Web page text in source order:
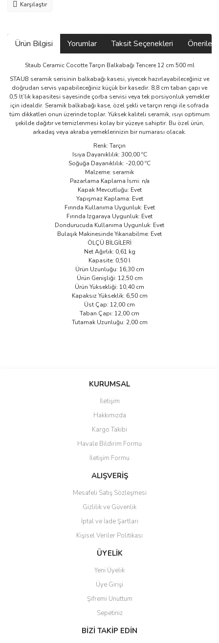
Karşılaştır
Ürün Bilgisi Yorumlar Taksit Seçenekleri
Staub Ceramic Cocotte Tarçın Balkabağı Tencere 12 cm 500 ml
STAUB seramik serisinin balkabağı kasesi, yiyecek hazırlayabileceğiniz ve
doğrudan servis yapabileceğiniz küçük bir kasedir. 8,8 cm taban çapı ve
0,5 lt’lik kapasitesi sayesinde çorba servisi veya tek porsiyonluk yemekler
için idealdir. Seramik balkabağı kase, özel şekli ve tarçın rengi ile sofrada
tüm dikkatleri onun üzerinde toplar. Yüksek kaliteli seramik, ısıyı optimum
şekilde dağıtır ve temizlenmesi kolay bir yüzeye sahiptir. Bu özel ürün,
arkadaş veya akraba yemeklerinizin bir numarası olacak.
Renk: Tarçın
Isıya Dayanıklılık: 300,00 ºC
Soğuğa Dayanıklılık: -20,00 ºC
Malzeme: seramik
Pazarlama Kaplama İsmi: n/a
Kapak Mevcutluğu: Evet
Yapışmaz Kaplama: Evet
Fırında Kullanıma Uygunluk: Evet
Fırında Izgaraya Uygunluk: Evet
Dondurucuda Kullanıma Uygunluk: Evet
Bulaşık Makinesinde Yıkanabilme: Evet
ÖLÇÜ BİLGİLERİ
Net Ağırlık: 0,61 kg
Kapasite: 0,50 l
Ürün Uzunluğu: 16,30 cm
Ürün Genişliği: 12,50 cm
Ürün Yüksekliği: 10,40 cm
Kapaksız Yükseklik: 6,50 cm
Üst Çap: 12,00 cm
Taban Çapı: 12,00 cm
Tutamak Uzunluğu: 2,00 cm
Bu ürüne ilk yorumu siz yapın!
Ürün resmi kalitesiz, bozuk veya görüntülenemiyor.
Ürün açıklamasında eksik bilgiler bulunuyor.
Ürün bilgilerinde hatalar bulunuyor.
Ürün fiyatı diğer sitelerden daha pahalı.
Bu ürüne benzer farklı alternatifler olmalı.
Gönder
KURUMSAL
İletişim
Hakkımızda
Kargo Takibi
Havale Bildirim Formu
İletişim Formu
ALIŞVERİŞ
Mesafeli Satış Sözleşmesi
Gizlilik ve Güvenlik
İptal ve İade Şartları
Kişisel Veriler Politikası
ÜYELİK
Yeni Üyelik
Üye Girişi
Şifremi Unuttum
Sepetiniz
BİZİ TAKİP EDİN